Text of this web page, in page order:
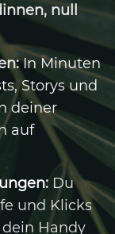
null
In Minuten
Storys und
deiner
auf
: Du
und Klicks
Handy